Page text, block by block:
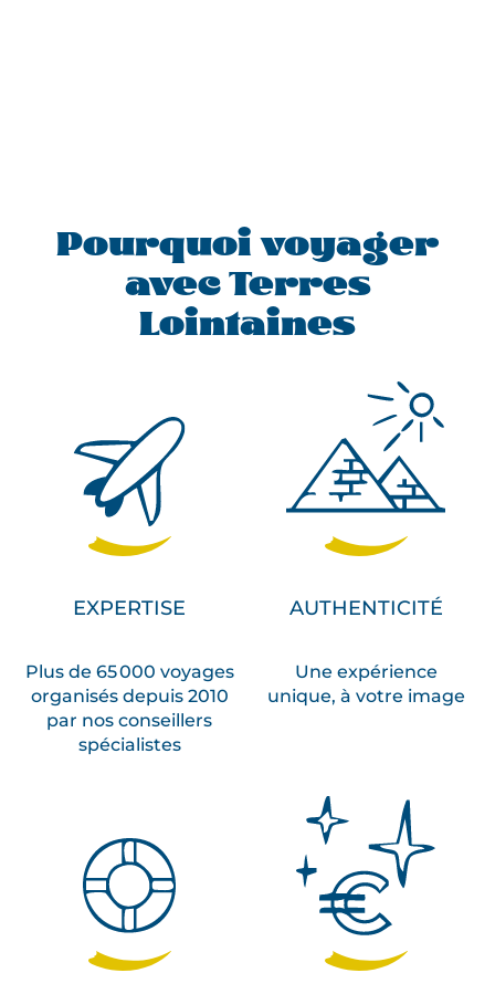
Pourquoi voyager
avec Terres
Lointaines
EXPERTISE
Plus de 65 000 voyages
organisés depuis 2010
par nos conseillers
spécialistes
AUTHENTICITÉ
Une expérience
unique, à votre image